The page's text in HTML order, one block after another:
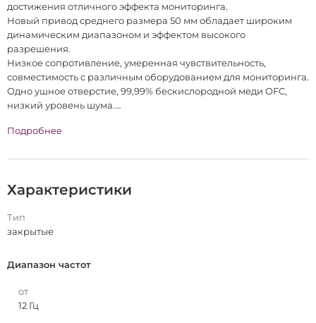
достижения отличного эффекта мониторинга.
Новый привод среднего размера 50 мм обладает широким
динамическим диапазоном и эффектом высокого
разрешения.
Низкое сопротивление, умеренная чувствительность,
совместимость с различным оборудованием для мониторинга.
Одно ушное отверстие, 99,99% бескислородной меди OFC,
низкий уровень шума.
подключается к различному оборудованию.
музыки и других ситуаций.
Подробнее
Характеристики
Тип
закрытые
Диапазон частот
от
12 Гц